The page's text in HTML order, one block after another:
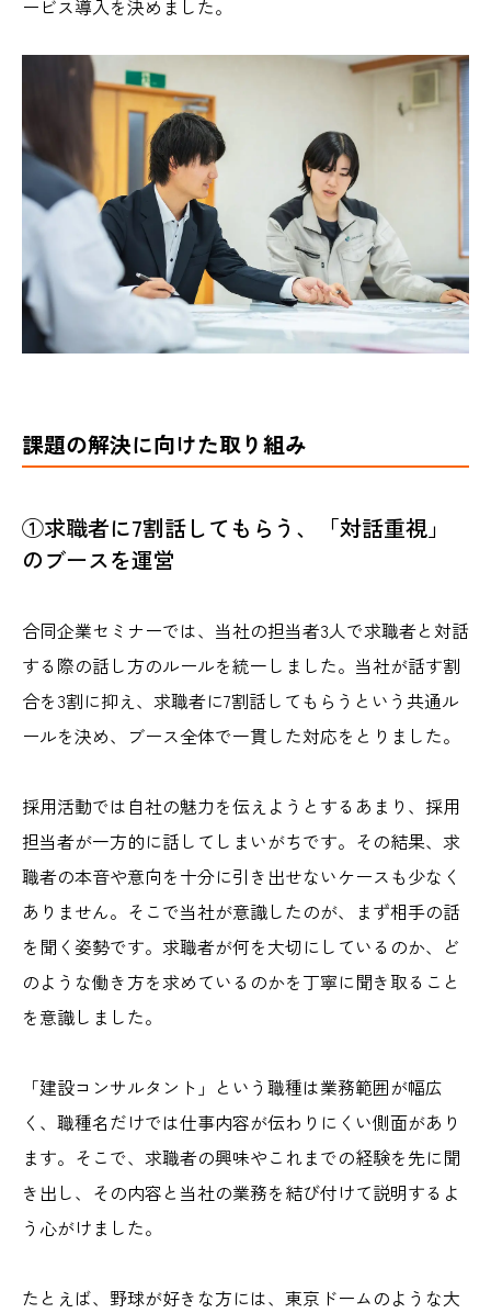
ービス導入を決めました。
課題の解決に向けた取り組み
①求職者に7割話してもらう、「対話重視」
のブースを運営
合同企業セミナーでは、当社の担当者3人で求職者と対話
する際の話し方のルールを統一しました。当社が話す割
合を3割に抑え、求職者に7割話してもらうという共通ル
ールを決め、ブース全体で一貫した対応をとりました。
採用活動では自社の魅力を伝えようとするあまり、採用
担当者が一方的に話してしまいがちです。その結果、求
職者の本音や意向を十分に引き出せないケースも少なく
ありません。そこで当社が意識したのが、まず相手の話
を聞く姿勢です。求職者が何を大切にしているのか、ど
のような働き方を求めているのかを丁寧に聞き取ること
を意識しました。
「建設コンサルタント」という職種は業務範囲が幅広
く、職種名だけでは仕事内容が伝わりにくい側面があり
ます。そこで、求職者の興味やこれまでの経験を先に聞
き出し、その内容と当社の業務を結び付けて説明するよ
う心がけました。
たとえば、野球が好きな方には、東京ドームのような大